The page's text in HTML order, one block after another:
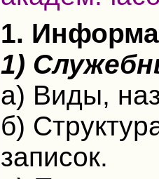
1.
1)
а) Виды,
б)
записок.